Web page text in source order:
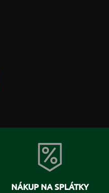
NÁKUP NA SPLÁTKY